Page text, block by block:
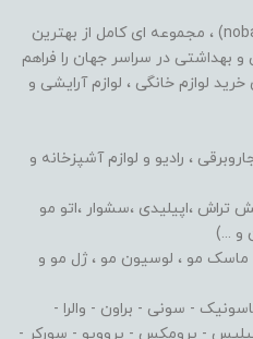
فروشگاه اینترنتی نوبهار (nobahar.net) ، مجموعه ای کامل از بهترین
و بهداشتی در سراسر جهان را فراهم
لوازم خانگی ، لوازم آرایشی و
، رادیو و لوازم آشپزخانه و
تراش ،اپیلیدی ،سشوار ،اتو مو
و ...)
ماسک مو ، لوسیون مو ، ژل مو و
- سونی - براون - والرا -
- پرومکس - پروویو - سورکر -